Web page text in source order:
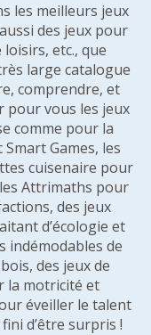
les meilleurs jeux
des jeux pour
etc., que
large catalogue
comprendre, et
pour vous les jeux
comme pour la
Games, les
cuisenaire pour
Attrimaths pour
des jeux
d’écologie et
indémodables de
des jeux de
la motricité et
éveiller le talent
d’être surpris !